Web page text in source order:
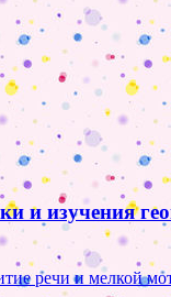
и изучения
речи и мелкой